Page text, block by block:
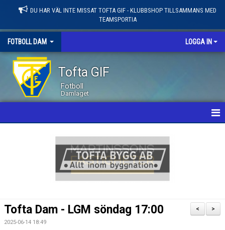
DU HAR VÄL INTE MISSAT TOFTA GIF - KLUBBSHOP TILLSAMMANS MED
TEAMSPORTIA
FOTBOLL DAM LOGGA IN
Tofta GIF
Fotboll
Damlaget
LEDARE / TRUPP
>
<
Tofta Dam - LGM söndag 17:00
2025-06-14 18:49